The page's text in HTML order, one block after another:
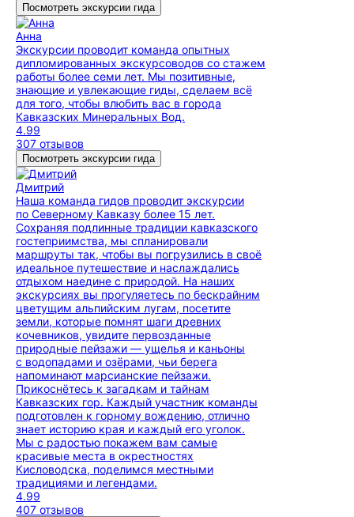
Посмотреть экскурсии гида
Анна
Экскурсии проводит команда опытных
дипломированных экскурсоводов со стажем
работы более семи лет. Мы позитивные,
знающие и увлекающие гиды, сделаем всё
для того, чтобы влюбить вас в города
Кавказских Минеральных Вод.
4.99
307 отзывов
Посмотреть экскурсии гида
Дмитрий
Наша команда гидов проводит экскурсии
по Северному Кавказу более 15 лет.
Сохраняя подлинные традиции кавказского
гостеприимства, мы спланировали
маршруты так, чтобы вы погрузились в своё
идеальное путешествие и наслаждались
отдыхом наедине с природой. На наших
экскурсиях вы прогуляетесь по бескрайним
цветущим альпийским лугам, посетите
земли, которые помнят шаги древних
кочевников, увидите первозданные
природные пейзажи — ущелья и каньоны
с водопадами и озёрами, чьи берега
напоминают марсианские пейзажи.
Прикоснётесь к загадкам и тайнам
Кавказских гор. Каждый участник команды
подготовлен к горному вождению, отлично
знает историю края и каждый его уголок.
Мы с радостью покажем вам самые
красивые места в окрестностях
Кисловодска, поделимся местными
традициями и легендами.
4.99
407 отзывов